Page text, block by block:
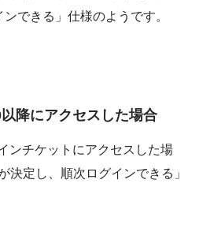
できる」仕様のようです。
降にアクセスした場合
ンチケットにアクセスした場
決定し、順次ログインできる」